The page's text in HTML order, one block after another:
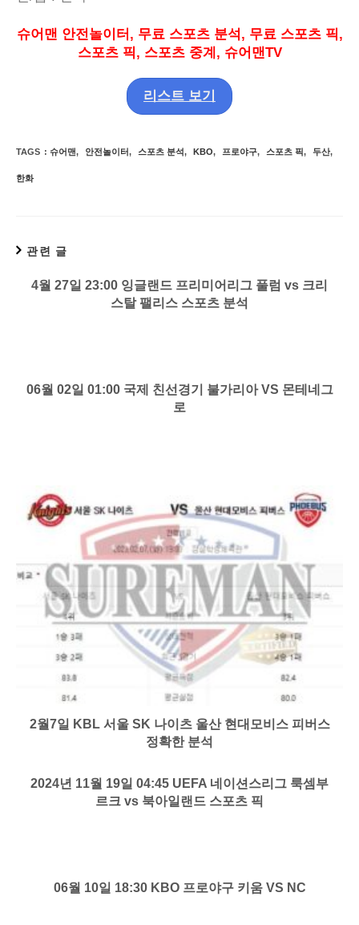
슈어맨 안전놀이터 , 무료 스포츠 분석, 무료 스포츠 픽,
스포츠 픽, 스포츠 중계 , 슈어맨TV
리스트 보기
TAGS : 슈어맨, 안전놀이터, 스포츠 분석, KBO, 프로야구, 스포츠 픽, 두산,
한화
관련 글
4월 27일 23:00 잉글랜드 프리미어리그 풀럼 vs 크리
스탈 팰리스 스포츠 분석
06월 02일 01:00 국제 친선경기 불가리아 VS 몬테네그
로
2월7일 KBL 서울 SK 나이츠 울산 현대모비스 피버스
정확한 분석
2024년 11월 19일 04:45 UEFA 네이션스리그 룩셈부
르크 vs 북아일랜드 스포츠 픽
06월 10일 18:30 KBO 프로야구 키움 VS NC